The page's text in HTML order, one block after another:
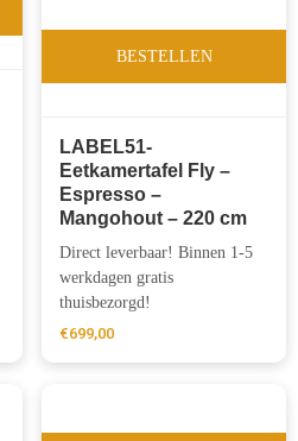
BESTELLEN
LABEL51-
Eetkamertafel Fly –
Espresso –
Mangohout – 220 cm
Direct leverbaar! Binnen 1-5
werkdagen gratis
thuisbezorgd!
€699,00